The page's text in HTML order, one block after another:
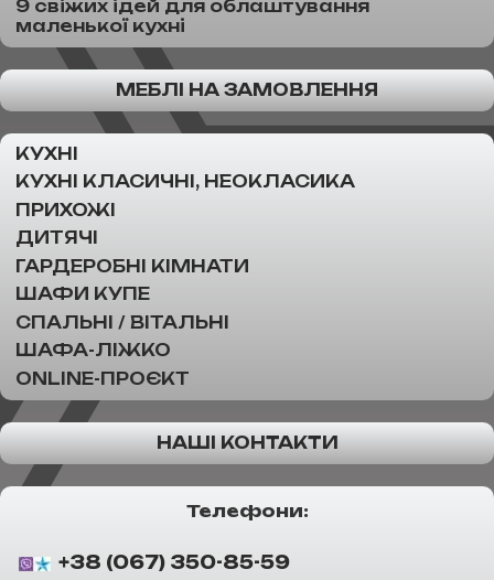
9 свіжих ідей для облаштування
маленької кухні
МЕБЛІ НА ЗАМОВЛЕННЯ
КУХНІ
КУХНІ КЛАСИЧНІ, НЕОКЛАСИКА
ПРИХОЖІ
ДИТЯЧІ
ГАРДЕРОБНІ КІМНАТИ
ШАФИ КУПЕ
СПАЛЬНІ / ВІТАЛЬНІ
ШАФА-ЛІЖКО
ONLINE-ПРОЄКТ
НАШІ КОНТАКТИ
Телефони:
+38 (067) 350-85-59